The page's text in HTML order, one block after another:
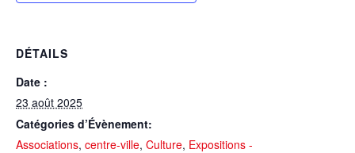
DÉTAILS
Date :
23 août 2025
Catégories d’Évènement:
Associations, centre-ville, Culture, Expositions -